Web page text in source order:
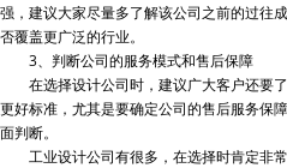
强，建议大家尽量多了解该公司之前的过往
否覆盖更广泛的行业。
3、判断公司的服务模式和售后保障
在选择设计公司时，建议广大客户还要
更好标准，尤其是要确定公司的售后服务保
面判断。
工业设计公司有很多，在选择时肯定非